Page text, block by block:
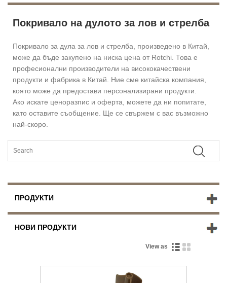
Покривало на дулото за лов и стрелба
Покривало за дула за лов и стрелба, произведено в Китай,
може да бъде закупено на ниска цена от Rotchi. Това е
професионални производители на висококачествени
продукти и фабрика в Китай. Ние сме китайска компания,
която може да предостави персонализирани продукти.
Ако искате ценоразпис и оферта, можете да ни попитате,
като оставите съобщение. Ще се свържем с вас възможно
най-скоро.
ПРОДУКТИ
НОВИ ПРОДУКТИ
View as